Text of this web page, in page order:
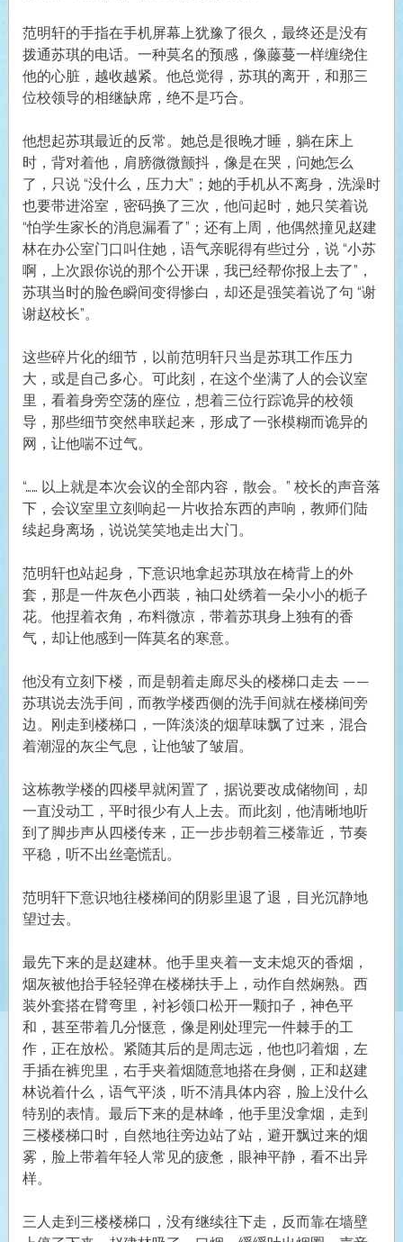
范明轩的手指在手机屏幕上犹豫了很久，最终还是没有
拨通苏琪的电话。一种莫名的预感，像藤蔓一样缠绕住
他的心脏，越收越紧。他总觉得，苏琪的离开，和那三
位校领导的相继缺席，绝不是巧合。
他想起苏琪最近的反常。她总是很晚才睡，躺在床上
时，背对着他，肩膀微微颤抖，像是在哭，问她怎么
了，只说 “没什么，压力大”；她的手机从不离身，洗澡时
也要带进浴室，密码换了三次，他问起时，她只笑着说
“怕学生家长的消息漏看了”；还有上周，他偶然撞见赵建
林在办公室门口叫住她，语气亲昵得有些过分，说 “小苏
啊，上次跟你说的那个公开课，我已经帮你报上去了”，
苏琪当时的脸色瞬间变得惨白，却还是强笑着说了句 “谢
谢赵校长”。
这些碎片化的细节，以前范明轩只当是苏琪工作压力
大，或是自己多心。可此刻，在这个坐满了人的会议室
里，看着身旁空荡的座位，想着三位行踪诡异的校领
导，那些细节突然串联起来，形成了一张模糊而诡异的
网，让他喘不过气。
“…… 以上就是本次会议的全部内容，散会。” 校长的声音落
下，会议室里立刻响起一片收拾东西的声响，教师们陆
续起身离场，说说笑笑地走出大门。
范明轩也站起身，下意识地拿起苏琪放在椅背上的外
套，那是一件灰色小西装，袖口处绣着一朵小小的栀子
花。他捏着衣角，布料微凉，带着苏琪身上独有的香
气，却让他感到一阵莫名的寒意。
他没有立刻下楼，而是朝着走廊尽头的楼梯口走去 ——
苏琪说去洗手间，而教学楼西侧的洗手间就在楼梯间旁
边。刚走到楼梯口，一阵淡淡的烟草味飘了过来，混合
着潮湿的灰尘气息，让他皱了皱眉。
这栋教学楼的四楼早就闲置了，据说要改成储物间，却
一直没动工，平时很少有人上去。而此刻，他清晰地听
到了脚步声从四楼传来，正一步步朝着三楼靠近，节奏
平稳，听不出丝毫慌乱。
范明轩下意识地往楼梯间的阴影里退了退，目光沉静地
望过去。
最先下来的是赵建林。他手里夹着一支未熄灭的香烟，
烟灰被他抬手轻轻弹在楼梯扶手上，动作自然娴熟。西
装外套搭在臂弯里，衬衫领口松开一颗扣子，神色平
和，甚至带着几分惬意，像是刚处理完一件棘手的工
作，正在放松。紧随其后的是周志远，他也叼着烟，左
手插在裤兜里，右手夹着烟随意地搭在身侧，正和赵建
林说着什么，语气平淡，听不清具体内容，脸上没什么
特别的表情。最后下来的是林峰，他手里没拿烟，走到
三楼楼梯口时，自然地往旁边站了站，避开飘过来的烟
雾，脸上带着年轻人常见的疲惫，眼神平静，看不出异
样。
三人走到三楼楼梯口，没有继续往下走，反而靠在墙壁